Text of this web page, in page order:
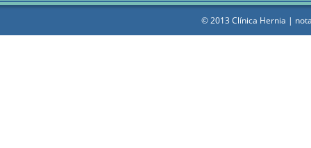
© 2013 Clínica Hernia |